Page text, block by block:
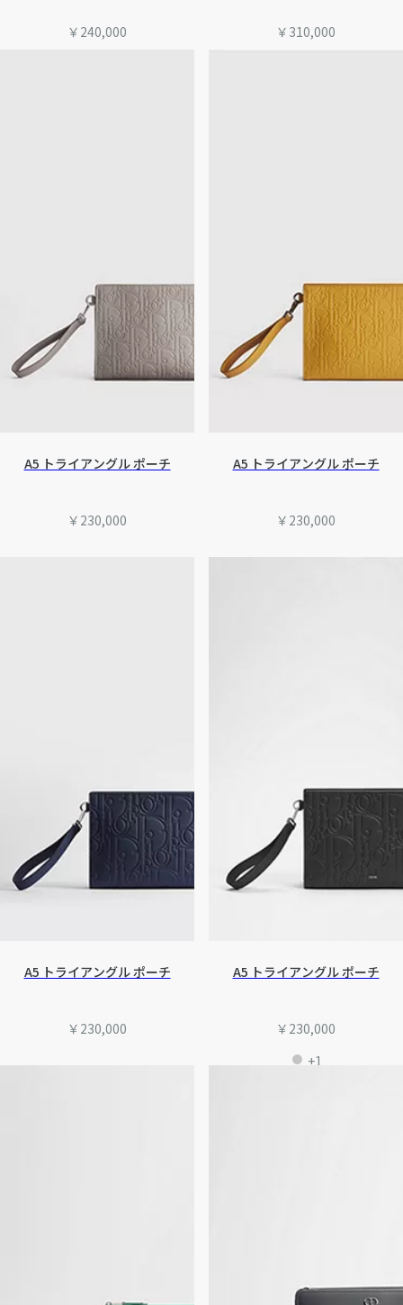
￥240,000 ￥310,000
A5 トライアングル ポーチ
￥230,000
A5 トライアングル ポーチ
￥230,000
A5 トライアングル ポーチ
￥230,000
A5 トライアングル ポーチ
￥230,000
+1